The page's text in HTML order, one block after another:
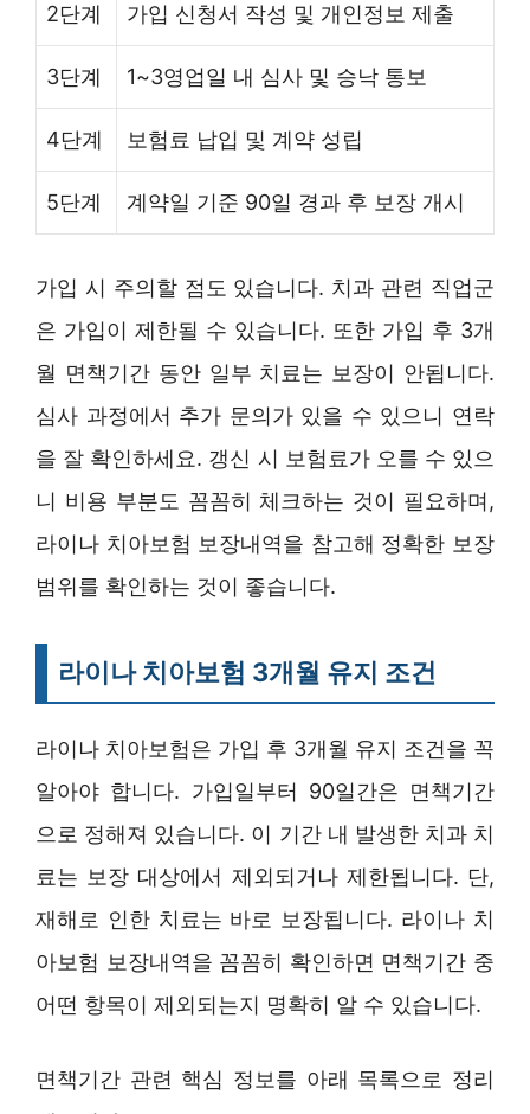
2단계 가입 신청서 작성 및 개인정보 제출
3단계 1~3영업일 내 심사 및 승낙 통보
4단계 보험료 납입 및 계약 성립
5단계 계약일 기준 90일 경과 후 보장 개시
가입 시 주의할 점도 있습니다. 치과 관련 직업군
은 가입이 제한될 수 있습니다. 또한 가입 후 3개
월 면책기간 동안 일부 치료는 보장이 안됩니다.
심사 과정에서 추가 문의가 있을 수 있으니 연락
을 잘 확인하세요. 갱신 시 보험료가 오를 수 있으
니 비용 부분도 꼼꼼히 체크하는 것이 필요하며,
라이나 치아보험 보장내역을 참고해 정확한 보장
범위를 확인하는 것이 좋습니다.
라이나 치아보험 3개월 유지 조건
라이나 치아보험은 가입 후 3개월 유지 조건을 꼭
알아야 합니다. 가입일부터 90일간은 면책기간
으로 정해져 있습니다. 이 기간 내 발생한 치과 치
료는 보장 대상에서 제외되거나 제한됩니다. 단,
재해로 인한 치료는 바로 보장됩니다. 라이나 치
아보험 보장내역을 꼼꼼히 확인하면 면책기간 중
어떤 항목이 제외되는지 명확히 알 수 있습니다.
면책기간 관련 핵심 정보를 아래 목록으로 정리